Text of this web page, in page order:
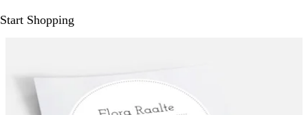
Start Shopping